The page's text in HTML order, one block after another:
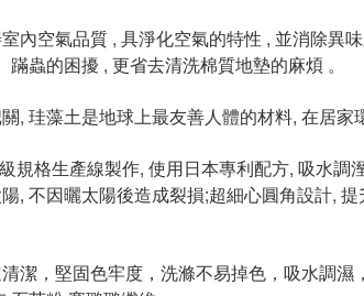
內空氣品質 , 具淨化空氣的特性 , 並消除異
蟲的困擾 , 更省去清洗棉質地墊的麻煩 。
, 珪藻土是地球上最友善人體的材料, 在居家
規格生產線製作, 使用日本專利配方, 吸水
, 不因曬太陽後造成裂損;超細心圓角設計, 提
潔，堅固色牢度，洗滌不易掉色，吸水調濕